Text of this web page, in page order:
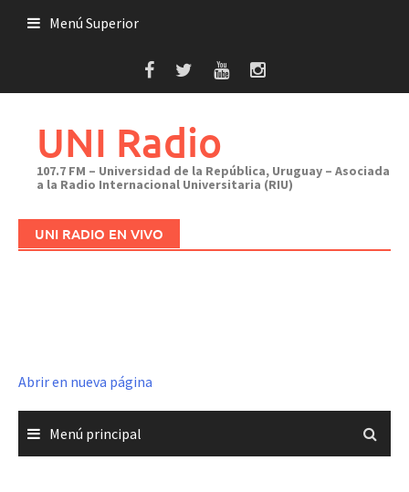
Menú Superior
UNI Radio
107.7 FM – Universidad de la República, Uruguay – Asociada
a la Radio Internacional Universitaria (RIU)
UNI RADIO EN VIVO
Abrir en nueva página
Menú principal